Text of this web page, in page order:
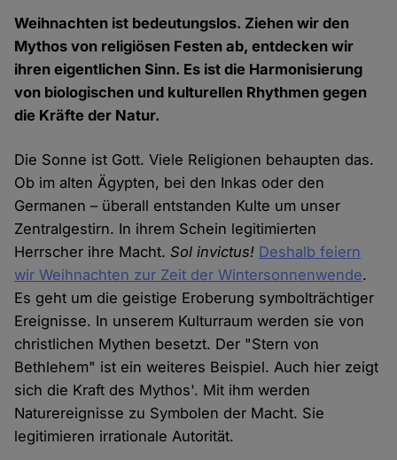
Weihnachten ist bedeutungslos. Ziehen wir den
Mythos von religiösen Festen ab, entdecken wir
ihren eigentlichen Sinn. Es ist die Harmonisierung
von biologischen und kulturellen Rhythmen gegen
die Kräfte der Natur.
Die Sonne ist Gott. Viele Religionen behaupten das.
Ob im alten Ägypten, bei den Inkas oder den
Germanen – überall entstanden Kulte um unser
Zentralgestirn. In ihrem Schein legitimierten
Herrscher ihre Macht.Sol invictus! Deshalb feiern
wir Weihnachten zur Zeit der Wintersonnenwende.
Es geht um die geistige Eroberung symbolträchtiger
Ereignisse. In unserem Kulturraum werden sie von
christlichen Mythen besetzt. Der "Stern von
Bethlehem" ist ein weiteres Beispiel. Auch hier zeigt
sich die Kraft des Mythos'. Mit ihm werden
Naturereignisse zu Symbolen der Macht. Sie
legitimieren irrationale Autorität.